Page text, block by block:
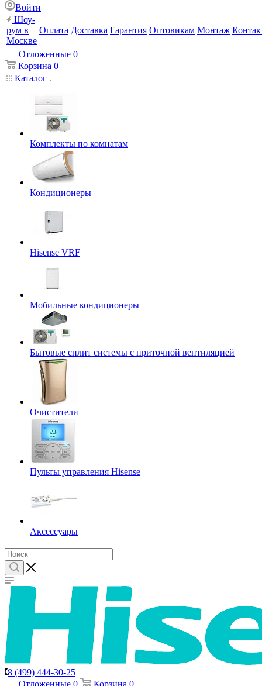
Войти
Шоу-
рум в
Москве
Оплата Доставка Гарантия Оптовикам Монтаж
Отложенные 0
Корзина 0
Каталог
Комплекты по комнатам
Кондиционеры
Hisense VRF
Мобильные кондиционеры
Бытовые сплит системы с приточной вентиляцией
Очистители
Пульты управления Hisense
Аксессуары
8 (499) 444-30-25
Отложенные 0 Корзина 0